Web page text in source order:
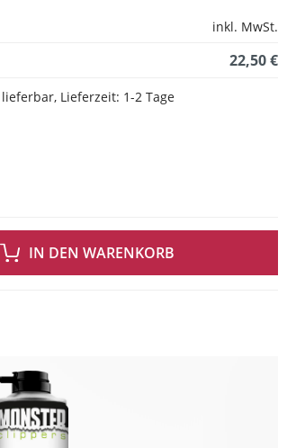
inkl. MwSt.
22,50 €
Lieferzeit: 1-2 Tage
IN DEN WARENKORB